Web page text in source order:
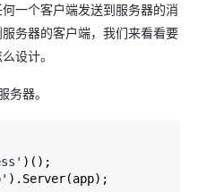
一个客户端发送到服务器的消
务器的客户端，我们来看看要
设计。
务器。
).Server(app);